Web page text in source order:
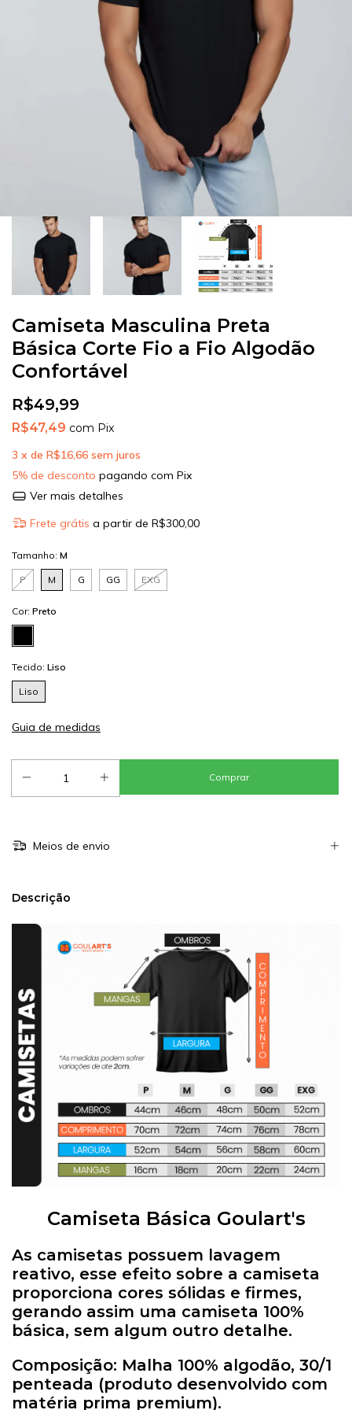
Camiseta Masculina Preta
Básica Corte Fio a Fio Algodão
Confortável
R$49,99
R$47,49 com Pix
3 x de R$16,66 sem juros
5% de desconto pagando com Pix
Ver mais detalhes
Frete grátis a partir de R$300,00
Tamanho: M
P M G GG EXG
Cor: Preto
Tecido: Liso
Liso
Guia de medidas
Meios de envio
Descrição
Camiseta Básica Goulart's
As camisetas possuem lavagem
reativo, esse efeito sobre a camiseta
proporciona cores sólidas e firmes,
gerando assim uma camiseta 100%
básica, sem algum outro detalhe.
Composição: Malha 100% algodão, 30/1
penteada (produto desenvolvido com
matéria prima premium).